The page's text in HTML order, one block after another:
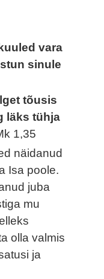
vara
sinule
tõusis
läks tühja
1,35
näidanud
Isa poole.
juba
mu
olla valmis
ja